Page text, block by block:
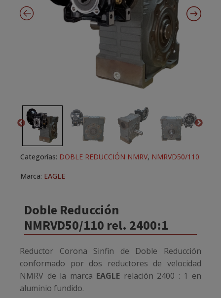
Doble Reducción
NMRVD50/110 rel. 2400:1
Reductor Corona Sinfin de Doble Reducción
conformado por dos reductores de velocidad
NMRV de la marca EAGLE relación 2400 : 1 en
aluminio fundido.
Categorías: DOBLE REDUCCIÓN NMRV, NMRVD50/110
Marca: EAGLE